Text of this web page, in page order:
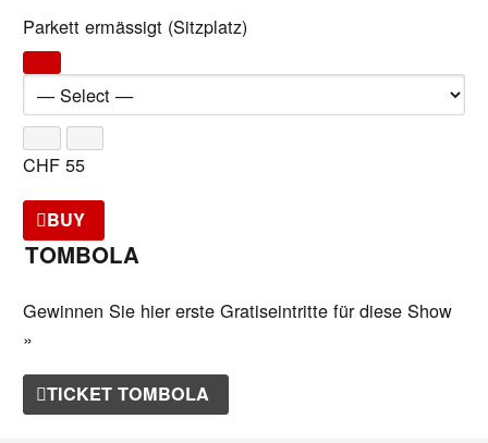
Parkett ermässigt (Sitzplatz)
CHF 55
BUY
TOMBOLA
Gewinnen Sie hier erste Gratiseintritte für diese Show
»
TICKET TOMBOLA